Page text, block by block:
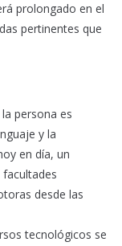
prolongado en el
pertinentes que
persona es
y la
en día, un
desde las
tecnológicos se